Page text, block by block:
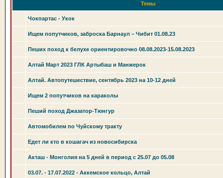
Темы
Чокпартас - Укок
Ищем попутчиков, заброска Барнаул – Чибит 01.08.23
Пеших поход к белухе ориентировочно 08.08.2023-15.08.2023
Алтай Март 2023 ГЛК Артыбаш и Манжерок
Алтай. Автопутешествие, сентябрь 2023 на 10-12 дней
Ищем 2 попутчиков на караколы
Пеший поход Джазатор-Тюнгур
Автомобилем по Чуйскому тракту
Едет ли кто в кошагач из новосибирска
Акташ - Монголия на 5 дней в период с 25.07 до 05.08
03.07. - 17.07.2022 - Аккемское кольцо, Алтай